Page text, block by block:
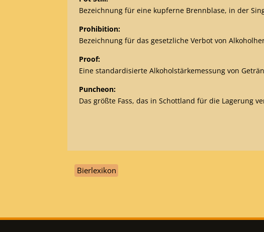
Bezeichnung für eine kupferne Brennblase, in der
Prohibition:
Bezeichnung für das gesetzliche Verbot von
Proof:
Eine standardisierte Alkoholstärkemessung von
Puncheon:
Das größte Fass, das in Schottland für die Lagerung
Bierlexikon